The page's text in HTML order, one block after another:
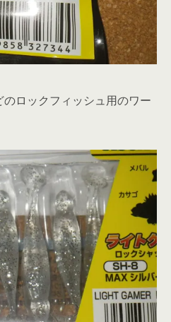
ロックフィッシュ用のワー